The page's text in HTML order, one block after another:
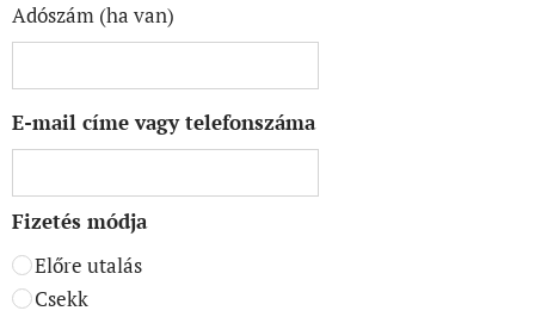
Adószám (ha van)
E-mail címe vagy telefonszáma
Fizetés módja
Előre utalás ⚓
Csekk ⚓